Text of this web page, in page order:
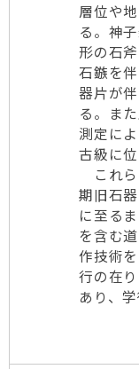
層位や
る。神
形の石
石鏃を
器片が
る。ま
測定に
古級に
これら
期旧石
に至る
を含む
作技術
行の在
あり、